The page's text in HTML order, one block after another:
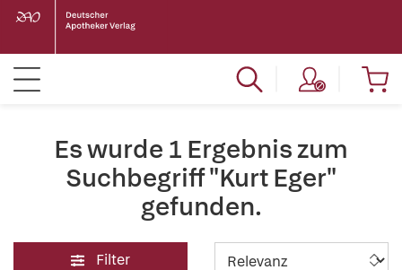
Es wurde 1 Ergebnis zum
Suchbegriff "Kurt Eger"
gefunden.
Filter